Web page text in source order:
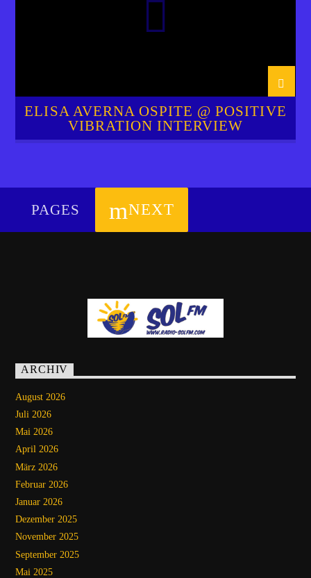
ELISA AVERNA OSPITE @ POSITIVE
VIBRATION INTERVIEW
PAGES NEXT
ARCHIV
August 2026
Juli 2026
Mai 2026
April 2026
März 2026
Februar 2026
Januar 2026
Dezember 2025
November 2025
September 2025
Mai 2025